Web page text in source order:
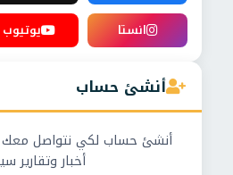
انستا
يوتيوب
أنشئ حساب
أنشئ حساب لكي نتواصل
أخبار وتقارير